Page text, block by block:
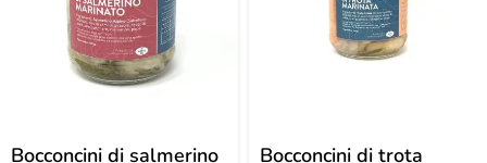
Bocconcini di salmerino
Bocconcini di trota